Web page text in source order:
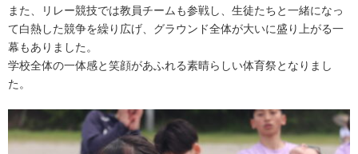
また、リレー競技では教員チームも参戦し、生徒たちと一緒になっ
て白熱した競争を繰り広げ、グラウンド全体が大いに盛り上がる一
幕もありました。
学校全体の一体感と笑顔があふれる素晴らしい体育祭となりまし
た。